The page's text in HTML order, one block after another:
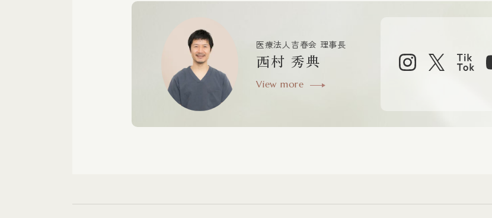
医療法人吉春会 理事長
西村 秀典
View more